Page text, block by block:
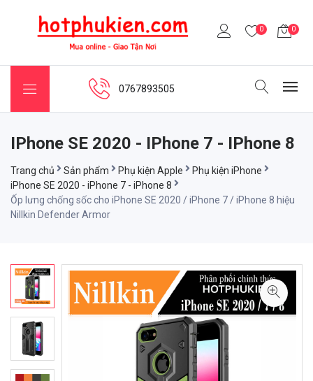
0 0
0767893505
IPhone SE 2020 - IPhone 7 - IPhone 8
Trang chủ Sản phẩm Phụ kiện Apple
Phụ kiện iPhone
iPhone SE 2020 - iPhone 7 - iPhone 8
Ốp lưng chống sốc cho iPhone SE 2020 / iPhone 7 / iPhone 8 hiệu
Nillkin Defender Armor